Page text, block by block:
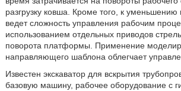
разгрузку ковша. Кроме того, к уменьшению
ведет сложность управления рабочим
использованием отдельных приводов
поворота платформы. Применение
направляющего шаблона облегчает
Известен экскаватор для вскрытия
базовую машину, рабочее оборудование с